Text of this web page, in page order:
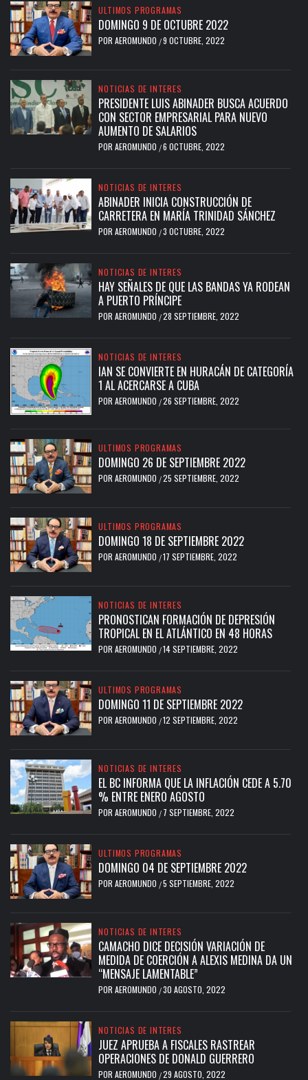
ULTIMOS PROGRAMAS
DOMINGO 9 DE OCTUBRE 2022
POR AEROMUNDO /9 OCTUBRE, 2022
NOTICIAS DE INTERES
PRESIDENTE LUIS ABINADER BUSCA ACUERDO
CON SECTOR EMPRESARIAL PARA NUEVO
AUMENTO DE SALARIOS
POR AEROMUNDO /6 OCTUBRE, 2022
NOTICIAS DE INTERES
ABINADER INICIA CONSTRUCCIÓN DE
CARRETERA EN MARÍA TRINIDAD SÁNCHEZ
POR AEROMUNDO /3 OCTUBRE, 2022
NOTICIAS DE INTERES
HAY SEÑALES DE QUE LAS BANDAS YA RODEAN
A PUERTO PRÍNCIPE
POR AEROMUNDO /28 SEPTIEMBRE, 2022
NOTICIAS DE INTERES
IAN SE CONVIERTE EN HURACÁN DE CATEGORÍA
1 AL ACERCARSE A CUBA
POR AEROMUNDO /26 SEPTIEMBRE, 2022
ULTIMOS PROGRAMAS
DOMINGO 26 DE SEPTIEMBRE 2022
POR AEROMUNDO /25 SEPTIEMBRE, 2022
ULTIMOS PROGRAMAS
DOMINGO 18 DE SEPTIEMBRE 2022
POR AEROMUNDO /17 SEPTIEMBRE, 2022
NOTICIAS DE INTERES
PRONOSTICAN FORMACIÓN DE DEPRESIÓN
TROPICAL EN EL ATLÁNTICO EN 48 HORAS
POR AEROMUNDO /14 SEPTIEMBRE, 2022
ULTIMOS PROGRAMAS
DOMINGO 11 DE SEPTIEMBRE 2022
POR AEROMUNDO /12 SEPTIEMBRE, 2022
NOTICIAS DE INTERES
EL BC INFORMA QUE LA INFLACIÓN CEDE A 5.70
% ENTRE ENERO AGOSTO
POR AEROMUNDO / 7 SEPTIEMBRE, 2022
ULTIMOS PROGRAMAS
DOMINGO 04 DE SEPTIEMBRE 2022
POR AEROMUNDO /5 SEPTIEMBRE, 2022
NOTICIAS DE INTERES
CAMACHO DICE DECISIÓN VARIACIÓN DE
MEDIDA DE COERCIÓN A ALEXIS MEDINA DA UN
“MENSAJE LAMENTABLE”
POR AEROMUNDO /30 AGOSTO, 2022
NOTICIAS DE INTERES
JUEZ APRUEBA A FISCALES RASTREAR
OPERACIONES DE DONALD GUERRERO
POR AEROMUNDO /29 AGOSTO, 2022